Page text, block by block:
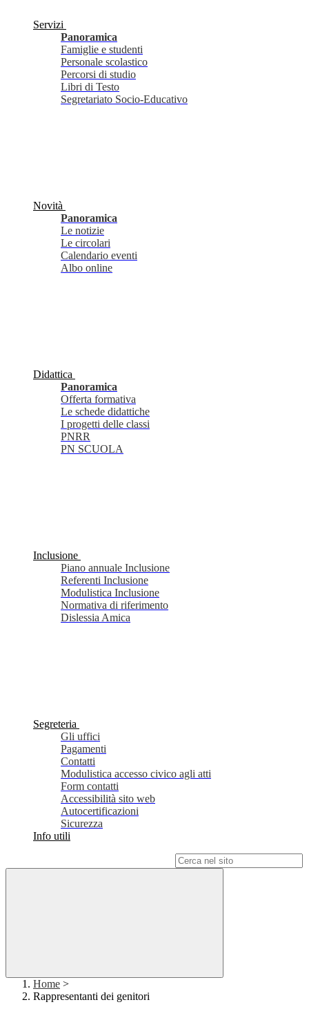
Servizi
Panoramica
Famiglie e studenti
Personale scolastico
Percorsi di studio
Libri di Testo
Segretariato Socio-Educativo
Novità
Panoramica
Le notizie
Le circolari
Calendario eventi
Albo online
Didattica
Panoramica
Offerta formativa
Le schede didattiche
I progetti delle classi
PNRR
PN SCUOLA
Inclusione
Piano annuale Inclusione
Referenti Inclusione
Modulistica Inclusione
Normativa di riferimento
Dislessia Amica
Segreteria
Gli uffici
Pagamenti
Contatti
Modulistica accesso civico agli atti
Form contatti
Accessibilità sito web
Autocertificazioni
Sicurezza
Info utili
Home >
Rappresentanti dei genitori